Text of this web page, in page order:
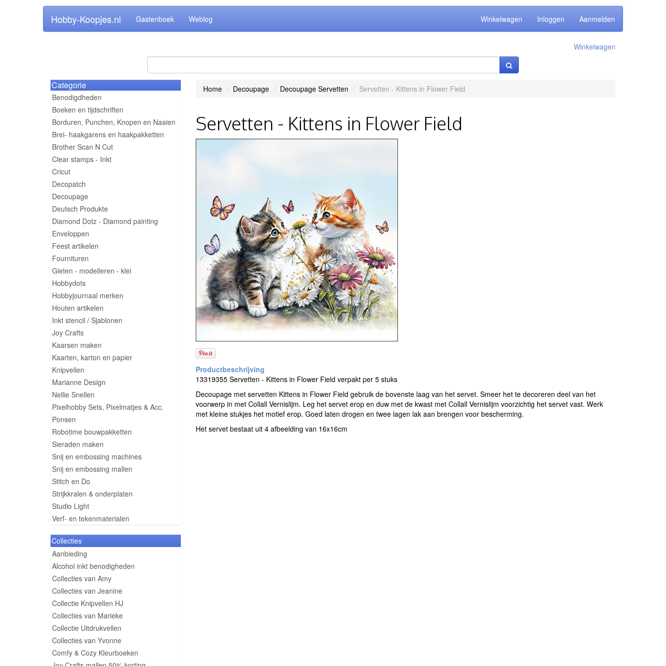
Hobby-Koopjes.nl Gastenboek Weblog Winkelwagen Inloggen Aanmelden
Winkelwagen
Categorie
Benodigdheden
Boeken en tijdschriften
Borduren, Punchen, Knopen en Naaien
Brei- haakgarens en haakpakketten
Brother Scan N Cut
Clear stamps - Inkt
Cricut
Decopatch
Decoupage
Deutsch Produkte
Diamond Dotz - Diamond painting
Enveloppen
Feest artikelen
Fournituren
Gieten - modelleren - klei
Hobbydots
Hobbyjournaal merken
Houten artikelen
Inkt stencil / Sjablonen
Joy Crafts
Kaarsen maken
Kaarten, karton en papier
Knipvellen
Marianne Design
Nellie Snellen
Pixelhobby Sets, Pixelmatjes & Acc.
Ponsen
Robotime bouwpakketten
Sieraden maken
Snij en embossing machines
Snij en embossing mallen
Stitch en Do
Strijkkralen & onderplaten
Studio Light
Verf- en tekenmaterialen
Collecties
Aanbieding
Alcohol inkt benodigheden
Collecties van Amy
Collecties van Jeanine
Collectie Knipvellen HJ
Collecties van Marieke
Collectie Uitdrukvellen
Collecties van Yvonne
Comfy & Cozy Kleurboeken
Home Decoupage Decoupage Servetten Servetten - Kittens in Flower Field
Servetten - Kittens in Flower Field
13319355 Servetten - Kittens in Flower Field verpakt per 5 stuks
Decoupage met servetten Kittens in Flower Field gebruik de bovenste laag van het servet. Smeer het te decoreren deel van het
voorwerp in met Collall Vernislijm. Leg het servet erop en duw met de kwast met Collall Vernislijm voorzichtig het servet vast. Werk
met kleine stukjes het motief erop. Goed laten drogen en twee lagen lak aan brengen voor bescherming.
Het servet bestaat uit 4 afbeelding van 16x16cm